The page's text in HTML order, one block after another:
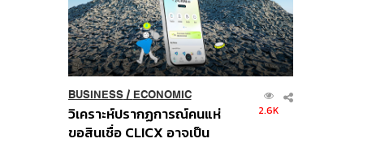
BUSINESS/ ECONOMIC
วิเคราะห์ปรากฏการณ์คนแห่
ขอสินเชื่อ CLICX อาจเป็น
2.6K